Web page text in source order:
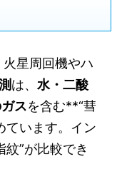
火星周回機やハ
は、 水・二酸
スを含む**“彗
ています。イン
”が比較でき